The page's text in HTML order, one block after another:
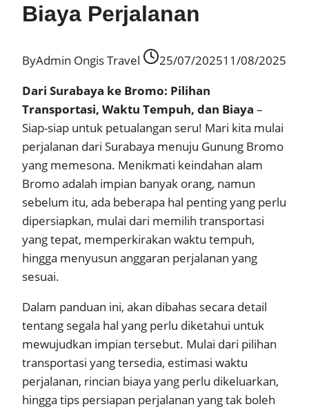
Biaya Perjalanan
ByAdmin Ongis Travel 25/07/202511/08/2025
Dari Surabaya ke Bromo: Pilihan
Transportasi, Waktu Tempuh, dan Biaya –
Siap-siap untuk petualangan seru! Mari kita mulai
perjalanan dari Surabaya menuju Gunung Bromo
yang memesona. Menikmati keindahan alam
Bromo adalah impian banyak orang, namun
sebelum itu, ada beberapa hal penting yang perlu
dipersiapkan, mulai dari memilih transportasi
yang tepat, memperkirakan waktu tempuh,
hingga menyusun anggaran perjalanan yang
sesuai.
Dalam panduan ini, akan dibahas secara detail
tentang segala hal yang perlu diketahui untuk
mewujudkan impian tersebut. Mulai dari pilihan
transportasi yang tersedia, estimasi waktu
perjalanan, rincian biaya yang perlu dikeluarkan,
hingga tips persiapan perjalanan yang tak boleh